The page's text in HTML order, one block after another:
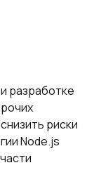
разработке
риски
Node.js